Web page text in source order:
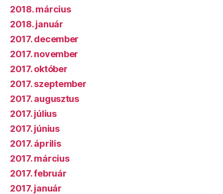
2018. március
2018. január
2017. december
2017. november
2017. október
2017. szeptember
2017. augusztus
2017. július
2017. június
2017. április
2017. március
2017. február
2017. január